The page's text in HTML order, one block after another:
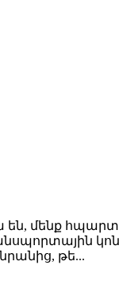
մենք
թե...